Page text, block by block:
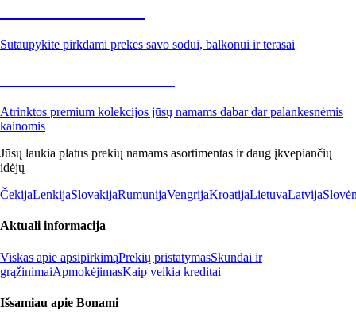
Sutaupykite pirkdami prekes savo sodui, balkonui ir terasai
Atrinktos premium kolekcijos jūsų namams dabar dar palankesnėmis
kainomis
Jūsų laukia platus prekių namams asortimentas ir daug įkvepiančių
idėjų
ČekijaLenkijaSlovakijaRumunijaVengrijaKroatijaLietuvaLatvija
Aktuali informacija
Viskas apie apsipirkimąPrekių pristatymasSkundai ir
grąžinimaiApmokėjimasKaip veikia kreditai
Išsamiau apie Bonami